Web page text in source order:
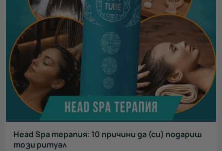
Head Spa терапия: 10 причини да (си) подариш
този ритуал